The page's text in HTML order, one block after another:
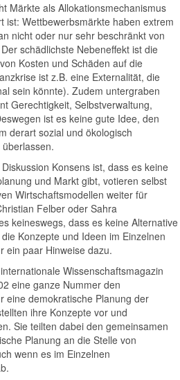
Märkte als Allokationsmechanismus
ist: Wettbewerbsmärkte haben extrem
nicht oder nur sehr beschränkt von
schädlichste Nebeneffekt ist die
Kosten und Schäden auf die
ist z.B. eine Externalität, die
sein könnte). Zudem untergraben
Gerechtigkeit, Selbstverwaltung,
ist es keine gute Idee, den
derart sozial und ökologisch
Konsens ist, dass es keine
und Markt gibt, votieren selbst
Wirtschaftsmodellen weiter für
Felber oder Sahra
keineswegs, dass es keine Alternative
Konzepte und Ideen im Einzelnen
ein paar Hinweise dazu.
Wissenschaftsmagazin
eine ganze Nummer den
eine demokratische Planung der
ihre Konzepte vor und
Sie teilten dabei den gemeinsamen
Planung an die Stelle von
wenn es im Einzelnen